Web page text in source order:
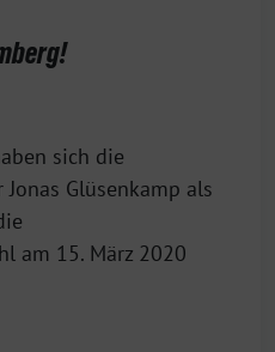
sich die
Glüsenkamp als
am 15. März 2020